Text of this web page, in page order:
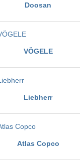
Doosan
VÖGELE
Liebherr
Atlas Copco